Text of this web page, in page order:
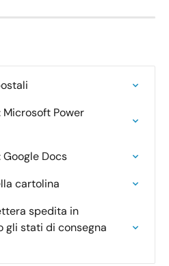
Power
Docs
cartolina
spedita in
gli stati di consegna